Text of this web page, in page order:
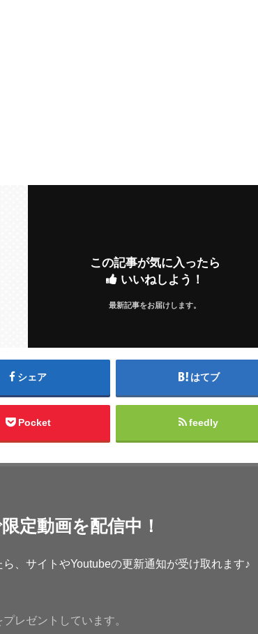
この記事が気に入ったら
いいねしよう！
最新記事をお届けします。
シェア はてブ
Pocket feedly
定動画を配信中！
、サイトやYoutubeの更新通知が受け取れます♪
レゼントしています。